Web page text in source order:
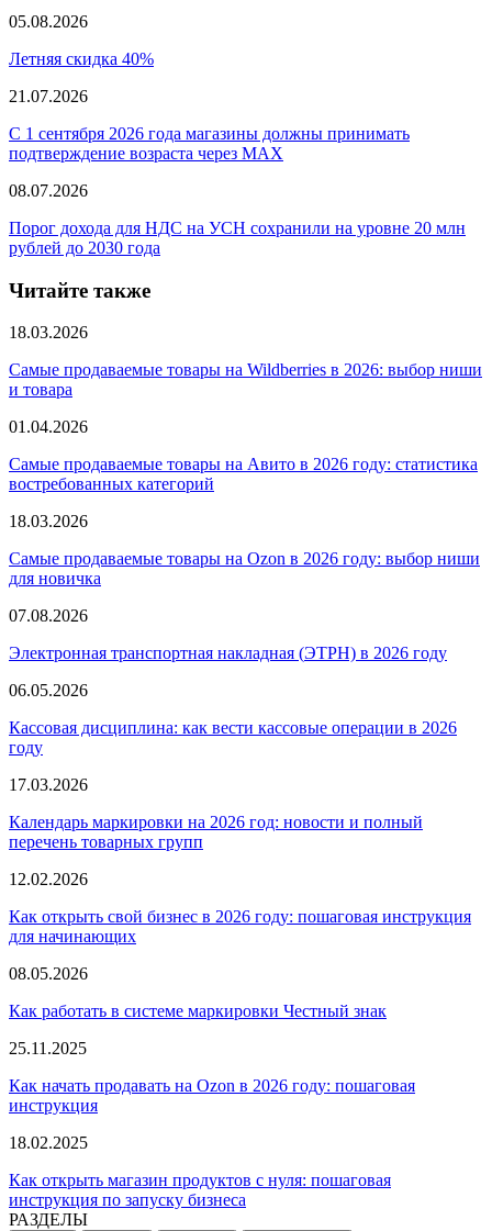
05.08.2026
Летняя скидка 40%
21.07.2026
С 1 сентября 2026 года магазины должны принимать
подтверждение возраста через MAX
08.07.2026
Порог дохода для НДС на УСН сохранили на уровне 20 млн
рублей до 2030 года
Читайте также
18.03.2026
Самые продаваемые товары на Wildberries в 2026: выбор ниши
и товара
01.04.2026
Самые продаваемые товары на Авито в 2026 году: статистика
востребованных категорий
18.03.2026
Самые продаваемые товары на Ozon в 2026 году: выбор ниши
для новичка
07.08.2026
Электронная транспортная накладная (ЭТРН) в 2026 году
06.05.2026
Кассовая дисциплина: как вести кассовые операции в 2026
году
17.03.2026
Календарь маркировки на 2026 год: новости и полный
перечень товарных групп
12.02.2026
Как открыть свой бизнес в 2026 году: пошаговая инструкция
для начинающих
08.05.2026
Как работать в системе маркировки Честный знак
25.11.2025
Как начать продавать на Ozon в 2026 году: пошаговая
инструкция
18.02.2025
Как открыть магазин продуктов с нуля: пошаговая
инструкция по запуску бизнеса
РАЗДЕЛЫ